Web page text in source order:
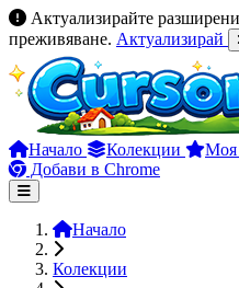
Актуализирайте
преживяване. Актуализирай
Начало Колекции Моя
Добави в Chrome
Начало
Колекции